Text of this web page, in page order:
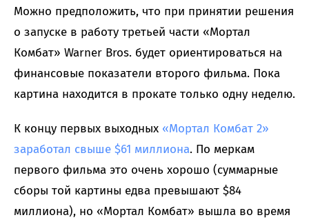
Можно предположить, что при принятии решения
о запуске в работу третьей части «Мортал
Комбат» Warner Bros. будет ориентироваться на
финансовые показатели второго фильма. Пока
картина находится в прокате только одну неделю.
К концу первых выходных «Мортал Комбат 2»
заработал свыше $61 миллиона. По меркам
первого фильма это очень хорошо (суммарные
сборы той картины едва превышают $84
миллиона), но «Мортал Комбат» вышла во время